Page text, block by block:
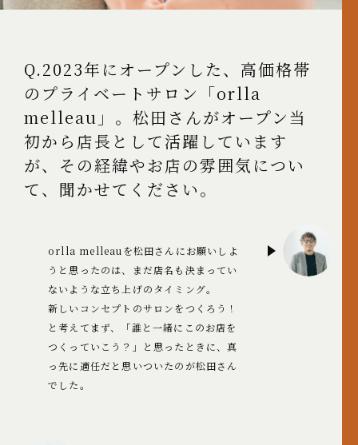
Q.2023年にオープンした、高価格帯
のプライベートサロン「orlla
melleau」。松田さんがオープン当
初から店長として活躍しています
が、その経緯やお店の雰囲気につい
て、聞かせてください。
orlla melleauを松田さんにお願いしよ
うと思ったのは、まだ店名も決まってい
ないような立ち上げのタイミング。
新しいコンセプトのサロンをつくろう！
と考えてまず、「誰と一緒にこのお店を
つくっていこう？」と思ったときに、真
っ先に適任だと思いついたのが松田さん
でした。